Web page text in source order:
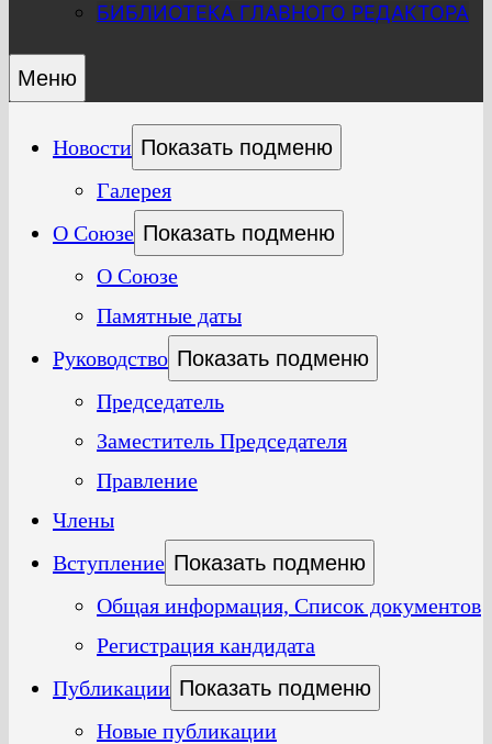
БИБЛИОТЕКА ГЛАВНОГО РЕДАКТОРА
Меню
Новости Показать подменю
Галерея
О Союзе Показать подменю
О Союзе
Памятные даты
Руководство Показать подменю
Председатель
Заместитель Председателя
Правление
Члены
Вступление Показать подменю
Общая информация, Список документов
Регистрация кандидата
Публикации Показать подменю
Новые публикации